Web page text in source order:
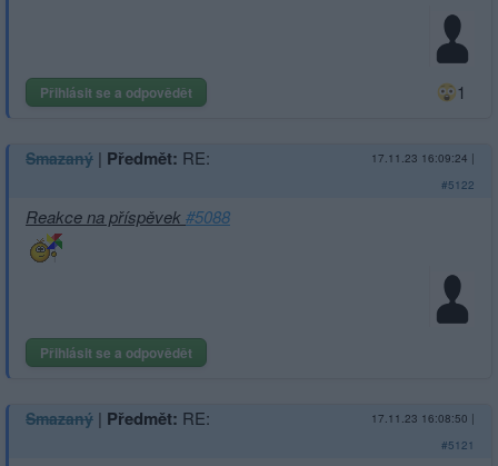
Přihlásit se a odpovědět 1
Smazaný | Předmět: RE: 17.11.23 16:09:24 |
#5122
Reakce na příspěvek#5088
Přihlásit se a odpovědět
Smazaný | Předmět: RE: 17.11.23 16:08:50 |
#5121